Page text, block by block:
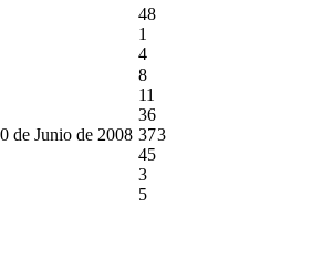
48
1
4
de Junio de 2008
8
11
36
37
45
3
5
3